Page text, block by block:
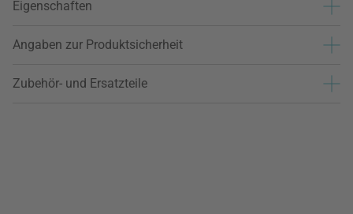
Eigenschaften
Angaben zur Produktsicherheit
Zubehör- und Ersatzteile